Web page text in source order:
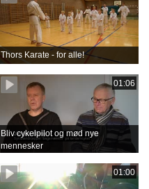
Thors Karate - for alle!
01:06
Bliv cykelpilot og mød nye
mennesker
01:00